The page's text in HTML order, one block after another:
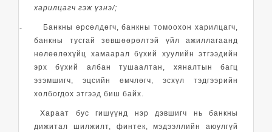
харилцагч гэж үзнэ/;
-
Банкны өрсөлдөгч, банкны томоохон харилцагч,
банкны тусгай зөвшөөрөлтэй үйл ажиллагаанд
нөлөөлөхүйц хамаарал бүхий хуулийн этгээдийн
эрх бүхий албан тушаалтан, хяналтын багц
эзэмшигч, эцсийн өмчлөгч, эсхүл тэдгээрийн
холбогдох этгээд биш байх.
Хараат бус гишүүнд нэр дэвшигч нь банкны
дижитал шилжилт, финтек, мэдээллийн аюулгүй